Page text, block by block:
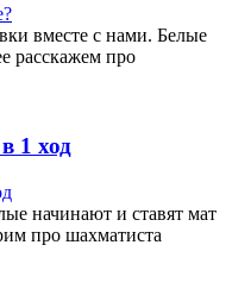
вместе с нами. Белые
расскажем про
1 ход
начинают и ставят мат
про шахматиста